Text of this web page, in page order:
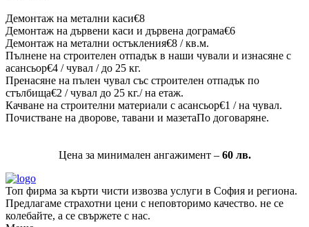
Демонтаж на метални каси€8
Демонтаж на дървени каси и дървена дограма€6
Демонтаж на метални остъкления€8 / кв.м.
Пълнене на строителен отпадък в наши чували и изнасяне с
асансьор€4 / чувал / до 25 кг.
Пренасяне на пълен чувал със строителен отпадък по
стълбища€2 / чувал до 25 кг./ на етаж.
Качване на строителни материали с асансьор€1 / на чувал.
Почистване на дворове, тавани и мазетаПо договаряне.
Цена за минимален ангажимент – 60 лв.
Топ фирма за кърти чисти извозва услуги в София и региона.
Предлагаме страхотни цени с неповторимо качество. не се
колебайте, а се свържете с нас.